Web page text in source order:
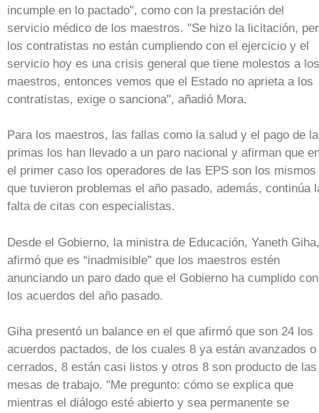
incumple en lo pactado", como con la prestación del
servicio médico de los maestros. "Se hizo la licitación,
los contratistas no están cumpliendo con el ejercicio y el
servicio hoy es una crisis general que tiene molestos a los
maestros, entonces vemos que el Estado no aprieta a los
contratistas, exige o sanciona", añadió Mora.
Para los maestros, las fallas como la salud y el pago de
primas los han llevado a un paro nacional y afirman que
el primer caso los operadores de las EPS son los mismos
que tuvieron problemas el año pasado, además, continúa
falta de citas con especialistas.
Desde el Gobierno, la ministra de Educación, Yaneth Giha,
afirmó que es “inadmisible” que los maestros estén
anunciando un paro dado que el Gobierno ha cumplido con
los acuerdos del año pasado.
Giha presentó un balance en el que afirmó que son 24 los
acuerdos pactados, de los cuales 8 ya están avanzados o
cerrados, 8 están casi listos y otros 8 son producto de las
mesas de trabajo. "Me pregunto: cómo se explica que
mientras el diálogo esté abierto y sea permanente se